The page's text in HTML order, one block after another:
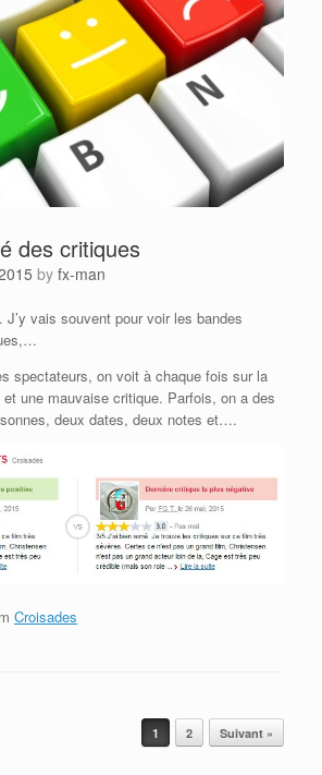
des critiques
by fx-man
. J’y vais souvent pour voir les bandes
spectateurs, on voit à chaque fois sur la
une mauvaise critique. Parfois, on a des
deux dates, deux notes et….
Croisades
1 2 Suivant »